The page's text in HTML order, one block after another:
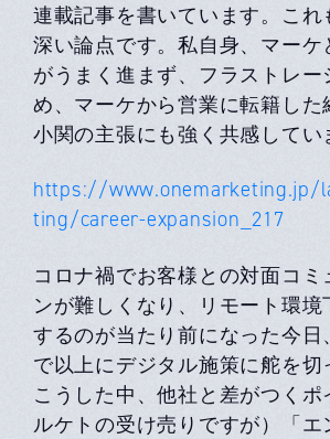
連載記事を書いています。これ
深い論点です。私⾃⾝、マーケ
がうまく進まず、フラストレー
め、マーケから営業に転籍した
⼩関の主張にも強く共感してい
https://www.onemarketing.jp/
ting/career-expansion_217
コロナ禍でお客様との対⾯コミ
ンが難しくなり、リモート環境
するのが当たり前になった今⽇
で以上にデジタル施策に舵を切
こうした中、他社と差がつくポ
ルケトの受け売りですが）「エ